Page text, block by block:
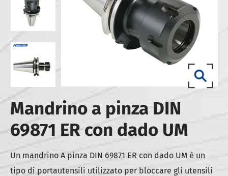
Mandrino a pinza DIN
69871 ER con dado UM
Un mandrino A pinza DIN 69871 ER con dado UM è un
tipo di portautensili utilizzato per bloccare gli utensili